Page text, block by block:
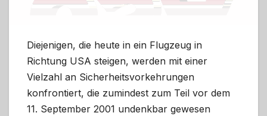
Diejenigen, die heute in ein Flugzeug in
Richtung USA steigen, werden mit einer
Vielzahl an Sicherheitsvorkehrungen
konfrontiert, die zumindest zum Teil vor dem
11. September 2001 undenkbar gewesen